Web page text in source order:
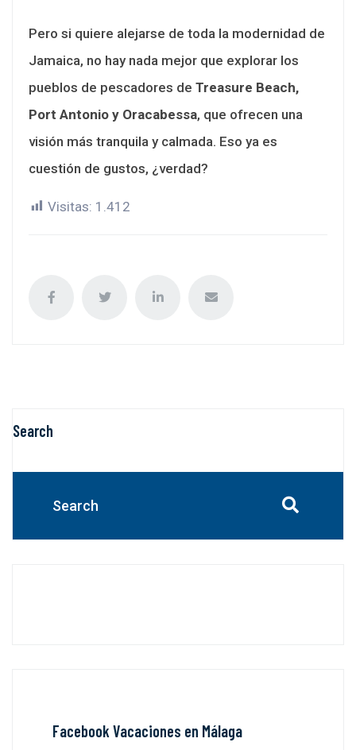
Pero si quiere alejarse de toda la modernidad de
Jamaica, no hay nada mejor que explorar los
pueblos de pescadores de Treasure Beach,
Port Antonio y Oracabessa, que ofrecen una
visión más tranquila y calmada. Eso ya es
cuestión de gustos, ¿verdad?
Visitas: 1.412
Search
Facebook Vacaciones en Málaga